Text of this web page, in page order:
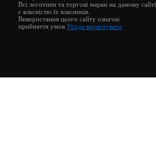
Всі логотипи та торгові марки на даному сайті
є власністю їх власників.
Використання цього сайту означає
прийняття умов Угода користувача